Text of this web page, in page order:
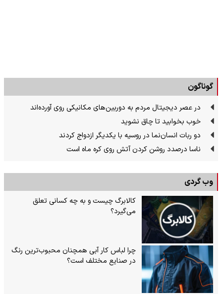
گوناگون
در عصر دیجیتال مردم به دوربین‌های مکانیکی روی آورده‌اند
خوب بخوابید تا چاق نشوید
دو ربات انسان‌نما در روسیه با یکدیگر ازدواج کردند
ناسا درصدد روشن کردن آتش روی کره ماه است
وب گردی
کالابرگ چیست و به چه کسانی تعلق
می‌گیرد؟
چرا لباس کار آبی همچنان محبوب‌ترین رنگ
در صنایع مختلف است؟